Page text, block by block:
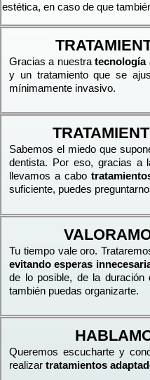
Queremos escucharte y
realizar tratamientos
Tu tiempo vale oro.
evitando esperas
de lo posible, de la duración
también puedas organizarte.
Sabemos el miedo que
dentista. Por eso, gracias a
llevamos a cabo
suficiente, puedes
Gracias a nuestratecnología
y un tratamiento que se
mínimamente invasivo.
estética, en caso de que